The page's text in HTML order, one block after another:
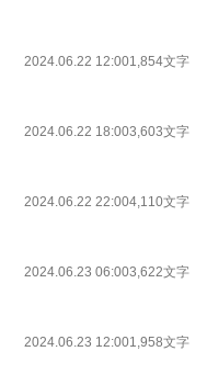
2024.06.22 12:001,854文字
2024.06.22 18:003,603文字
2024.06.22 22:004,110文字
2024.06.23 06:003,622文字
2024.06.23 12:001,958文字